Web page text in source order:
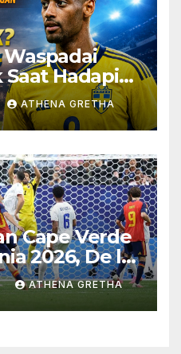
Hadapi
ATHENA GRETHA
Cape Verde
2026, De la
ATHENA GRETHA